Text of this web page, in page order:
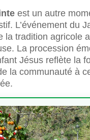
est un autre
L’événement du
la tradition agricole
La procession
Jésus reflète la
la communauté à